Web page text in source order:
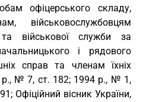
офіцерського складу,
військовослужбовцям
військової служби за
і рядового
справ та членам їхніх
р., № 7, ст. 182; 1994 р., № 1,
Офіційний вісник України,